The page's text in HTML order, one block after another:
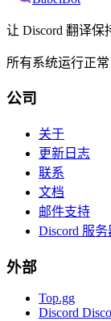
让 Discord 翻译保
所有系统运行正常
公司
关于
更新日志
联系
文档
邮件支持
Discord 服务
外部
Top.gg
Discord